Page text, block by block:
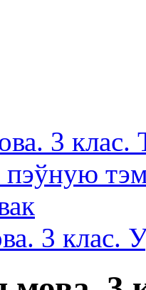
3 клас.
пэўную
3 клас.